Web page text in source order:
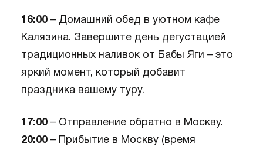
16:00– Домашний обед в уютном кафе
Калязина. Завершите день дегустацией
традиционных наливок от Бабы Яги – это
яркий момент, который добавит
праздника вашему туру.
17:00– Отправление обратно в Москву.
20:00– Прибытие в Москву (время